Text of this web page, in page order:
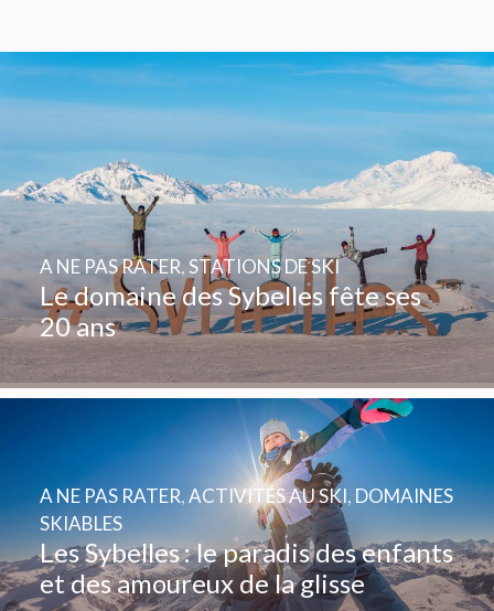
Le domaine des Sybelles fête ses
20 ans
A NE PAS RATER,STATIONS DE SKI
Les Sybelles : le paradis des enfants
et des amoureux de la glisse
A NE PAS RATER,ACTIVITÉS AU SKI, DOMAINES
SKIABLES